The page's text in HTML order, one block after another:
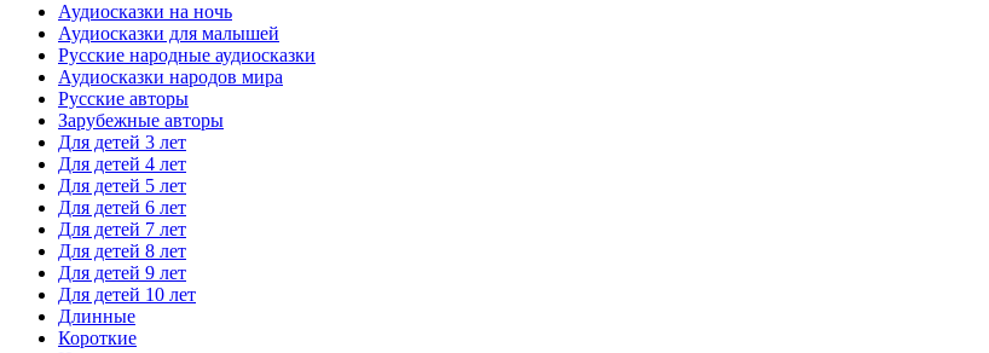
Аудиосказки на ночь
Аудиосказки для малышей
Русские народные аудиосказки
Аудиосказки народов мира
Русские авторы
Зарубежные авторы
Для детей 3 лет
Для детей 4 лет
Для детей 5 лет
Для детей 6 лет
Для детей 7 лет
Для детей 8 лет
Для детей 9 лет
Для детей 10 лет
Длинные
Короткие